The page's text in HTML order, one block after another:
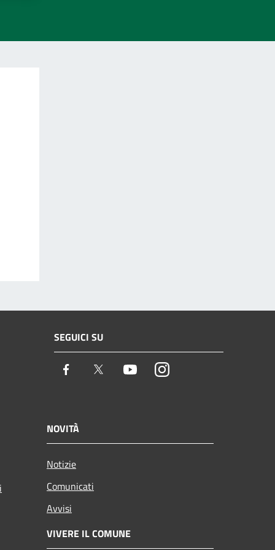
SEGUICI SU
Facebook Twitter YoutubeInstagram
NOVITÀ
Notizie
Comunicati
Avvisi
VIVERE IL COMUNE